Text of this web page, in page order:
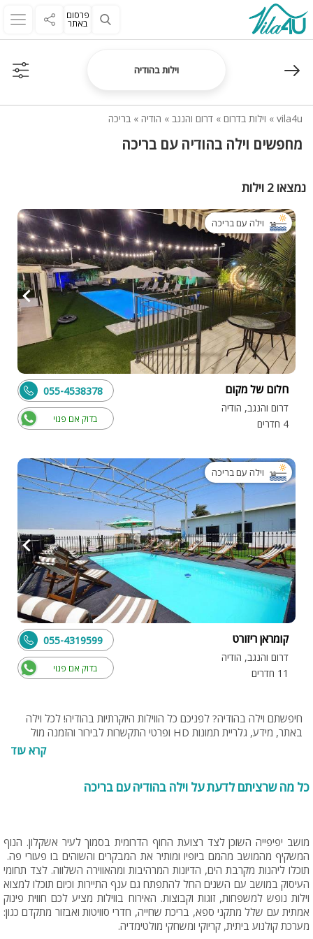
פרסום
באתר
וילות בהודיה
vila4u
» וילות בדרום » דרום והנגב » הודיה » בריכה
מחפשים וילה בהודיה עם בריכה
נמצאו 2 וילות
וילה עם בריכה
חלום של מקום
דרום והנגב, הודיה
4 חדרים
בדוק אם פנוי
055-4538378
וילה עם בריכה
קומראן ריזורט
דרום והנגב, הודיה
11 חדרים
בדוק אם פנוי
055-4319599
חיפשתם וילה בהודיה? לפניכם כל הווילות היוקרתיות בהודיה! לכל וילה
באתר, מידע, גלריית תמונות HD ופרטי התקשרות לבירור והזמנה מול
בעל הווילה. בנוסף תוכלו להתייעץ עם נציגי האתר בחינם, בטלפון 077-
קרא עוד
כל מה שרציתם לדעת על וילה בהודיה עם בריכה
מושב יפיפייה השוכן לצד רצועת החוף הדרומית בסמוך לעיר אשקלון. הנוף
המשקיף מהמושב מהמם ביופיו ומותיר את המבקרים והשוהים בו פעורי פה.
תוכלו ליהנות מקרבת הים, הדיונות המרהיבות ומהאווירה השלווה. לצד תחומי
העיסוק במושב עם השנים החל להתפתח גם ענף התיירות וכיום תוכלו למצוא
וילות נופש למשפחות, זוגות וקבוצות. האירוח בווילות מציע לכם חווית פינוק
אמתית עם שלל מתקני ספא, בריכת שחייה, חדרי סוויטות ואבזור מתקדם כגון:
מערכת קולנוע ביתית, קריוקי ומשחקי מולטימדיה.